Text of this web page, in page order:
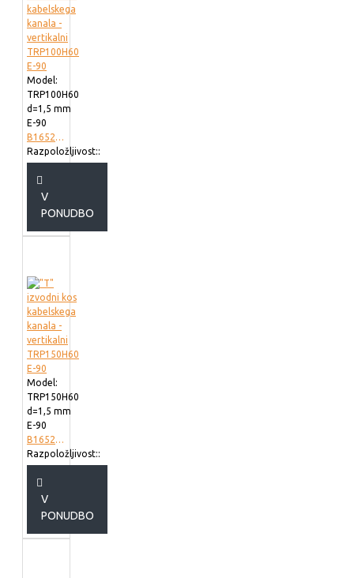
Model:
TRP100H60
d=1,5 mm
E-90
B165210
Razpoložljivost::
V
PONUDBO
Model:
TRP150H60
d=1,5 mm
E-90
B165215
Razpoložljivost::
V
PONUDBO